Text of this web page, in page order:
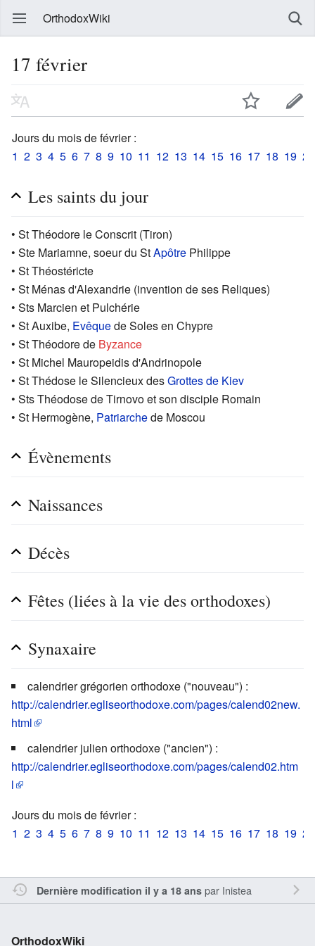
OrthodoxWiki
17 février
Jours du mois de février :
1 2 3 4 5 6 7 8 9 10 11 12 13 14 15 16 17 18 19 20
Les saints du jour
• St Théodore le Conscrit (Tiron)
• Ste Mariamne, soeur du StApôtre Philippe
• St Théostéricte
• St Ménas d'Alexandrie (invention de ses Reliques)
• Sts Marcien et Pulchérie
• St Auxibe, Evêquede Soles en Chypre
• St Théodore de Byzance
• St Michel Mauropeidis d'Andrinopole
• St Thédose le Silencieux desGrottes de Kiev
• Sts Théodose de Tirnovo et son disciple Romain
• St Hermogène, Patriarchede Moscou
Évènements
Naissances
Décès
Fêtes (liées à la vie des orthodoxes)
Synaxaire
calendrier grégorien orthodoxe ("nouveau") :
http://calendrier.egliseorthodoxe.com/pages/calend02new.
html
calendrier julien orthodoxe ("ancien") :
http://calendrier.egliseorthodoxe.com/pages/calend02.htm
l
Jours du mois de février :
1 2 3 4 5 6 7 8 9 10 11 12 13 14 15 16 17 18 19 20
Dernière modification il y a 18 anspar Inistea
OrthodoxWiki